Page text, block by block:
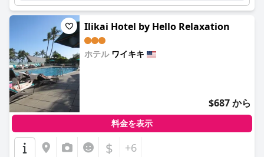
Ilikai Hotel by Hello Relaxation
ホテル ワイキキ
$687 から
料金を表示
$ +6